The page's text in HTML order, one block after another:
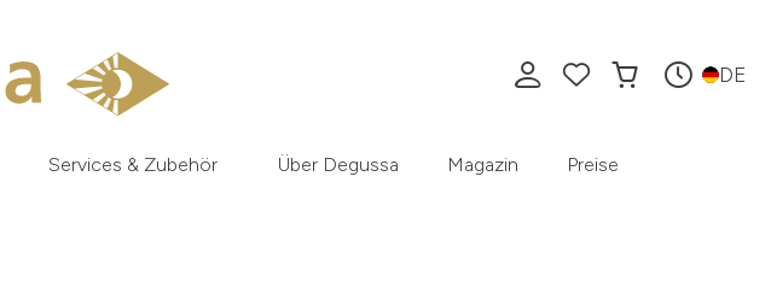
DE
Services & Zubehör Über Degussa Magazin Preise